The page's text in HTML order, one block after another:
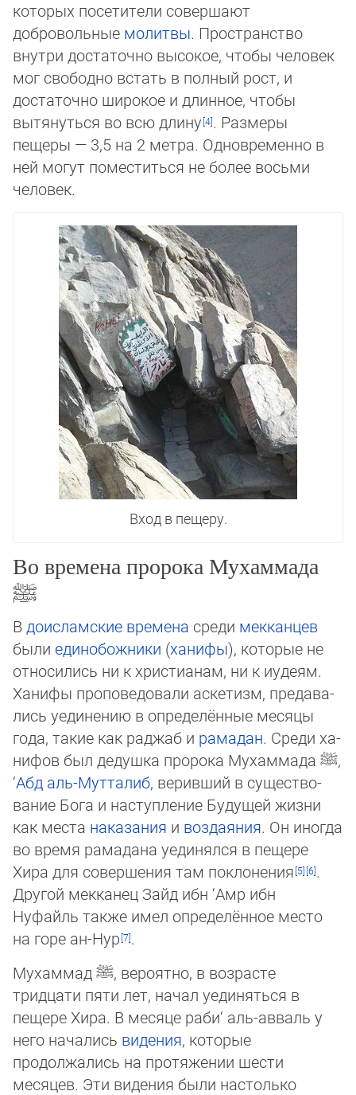
которых посетители совершают
добровольные молитвы. Пространство
внутри достаточно высокое, чтобы человек
мог свободно встать в полный рост, и
достаточно широкое и длинное, чтобы
вытянуться во всю дли­ну
. Размеры
пещеры — 3,5 на 2 метра. Одновременно в
ней могут поместиться не бо­лее восьми
человек.
Вход в пещеру.
Во времена пророка Мухаммада
ﷺ
В доисламские времена среди мекканцев
были единобожники (ханифы), которые не
относились ни к христианам, ни к иудеям.
Ханифы пропо­ведовали аскетизм, пре­да­ва­
лись уединению в определённые месяцы
года, такие как раджаб и рамадан. Среди ха­
нифов был дедушка пророка Мухаммада ﷺ,
‘Абд аль-Мутталиб, веривший в су­щес­тво­
вание Бога и наступление Будущей жизни
как места наказания и воздаяния. Он иног­да
во время рамадана уединялся в пещере
Хира для совершения там поклоне­ния
.
Дру­гой мекканец Зайд ибн ‘Амр ибн
Нуфайль также имел определённое место
на горе ан-Нур
.
Мухаммад ﷺ, вероятно, в возрасте
тридцати пяти лет, начал уединяться в
пещере Хира. В месяце раби‘ аль-авваль у
него начались видения, которые
продолжались на про­тя­же­нии шести
месяцев. Эти видения были настолько